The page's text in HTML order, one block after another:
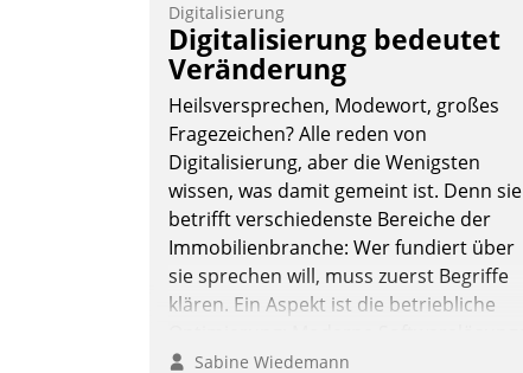
Softwareentwicklungshaus Datatrain.
Andreas Lerchner
Digitalisierung
Digitalisierung bedeutet
Veränderung
Heilsversprechen, Modewort, großes
Fragezeichen? Alle reden von
Digitalisierung, aber die Wenigsten
wissen, was damit gemeint ist. Denn sie
betrifft verschiedenste Bereiche der
Immobilienbranche: Wer fundiert über
sie sprechen will, muss zuerst Begriffe
klären. Ein Aspekt ist die betriebliche
ermöglichen große Einsparungen durch
Sabine Wiedemann